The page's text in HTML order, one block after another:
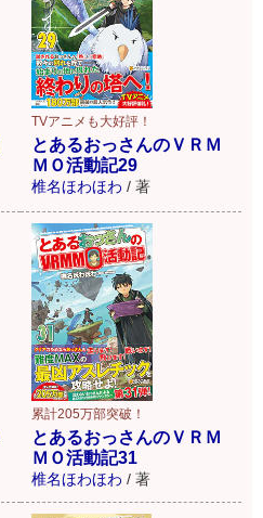
TVアニメも大好評！
とあるおっさんのＶＲＭ
ＭＯ活動記29
椎名ほわほわ / 著
累計205万部突破！
とあるおっさんのＶＲＭ
ＭＯ活動記31
椎名ほわほわ / 著